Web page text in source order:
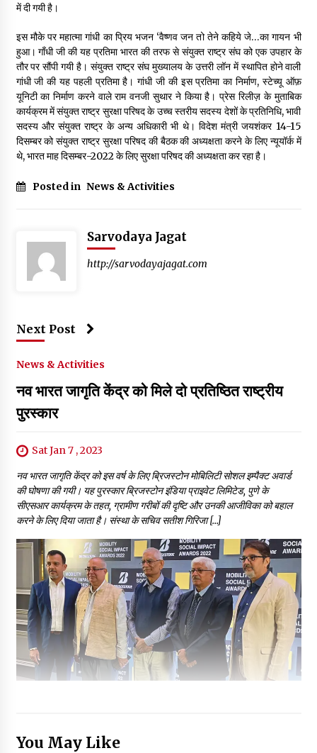
यह समझना ज़्यादा ज़रूरी कि किसको सत्ता में नहीं आना चाहिए
3 years ago
कुमार प्रशांत को मातृशोक
3 years ago
में दी गयी है।
इस मौके पर महात्मा गांधी का प्रिय भजन ‘वैष्णव जन तो तेने कहिये जे…का गायन भी
हुआ। गाँधी जी की यह प्रतिमा भारत की तरफ से संयुक्त राष्ट्र संघ को एक उपहार के
तौर पर सौंपी गयी है। संयुक्त राष्ट्र संघ मुख्यालय के उत्तरी लॉन में स्थापित होने वाली
गांधी जी की यह पहली प्रतिमा है। गांधी जी की इस प्रतिमा का निर्माण, स्टेच्यू ऑफ़
यूनिटी का निर्माण करने वाले राम वनजी सुथार ने किया है। प्रेस रिलीज़ के मुताबिक
कार्यक्रम में संयुक्त राष्ट्र सुरक्षा परिषद के उच्च स्तरीय सदस्य देशों के प्रतिनिधि, भावी
सदस्य और संयुक्त राष्ट्र के अन्य अधिकारी भी थे। विदेश मंत्री जयशंकर 14-15
दिसम्बर को संयुक्त राष्ट्र सुरक्षा परिषद की बैठक की अध्यक्षता करने के लिए न्यूयॉर्क में
थे, भारत माह दिसम्बर-2022 के लिए सुरक्षा परिषद की अध्यक्षता कर रहा है।
Posted in News & Activities
Sarvodaya Jagat
http://sarvodayajagat.com
Next Post
News & Activities
नव भारत जागृति केंद्र को मिले दो प्रतिष्ठित राष्ट्रीय
पुरस्कार
Sat Jan 7 , 2023
नव भारत जागृति केंद्र को इस वर्ष के लिए ब्रिजस्टोन मोबिलिटी सोशल इम्पैक्ट अवार्ड
की घोषणा की गयी। यह पुरस्कार ब्रिजस्टोन इंडिया प्राइवेट लिमिटेड, पुणे के
सीएसआर कार्यक्रम के तहत, ग्रामीण गरीबों की दृष्टि और उनकी आजीविका को बहाल
करने के लिए दिया जाता है। संस्था के सचिव सतीश गिरिजा […]
You May Like